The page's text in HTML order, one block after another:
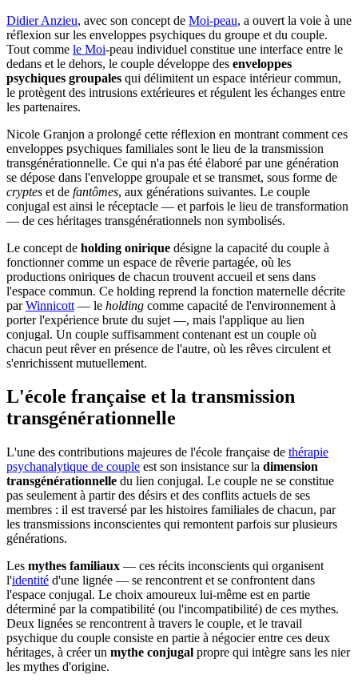
Didier Anzieu, avec son concept de Moi-peau, a ouvert la voie à une
réflexion sur les enveloppes psychiques du groupe et du couple.
Tout comme le Moi-peau individuel constitue une interface entre le
dedans et le dehors, le couple développe des enveloppes
psychiques groupales qui délimitent un espace intérieur commun,
le protègent des intrusions extérieures et régulent les échanges entre
les partenaires.
Nicole Granjon a prolongé cette réflexion en montrant comment ces
enveloppes psychiques familiales sont le lieu de la transmission
transgénérationnelle. Ce qui n'a pas été élaboré par une génération
se dépose dans l'enveloppe groupale et se transmet, sous forme de
cryptes et de fantômes, aux générations suivantes. Le couple
conjugal est ainsi le réceptacle — et parfois le lieu de transformation
— de ces héritages transgénérationnels non symbolisés.
Le concept de holding onirique désigne la capacité du couple à
fonctionner comme un espace de rêverie partagée, où les
productions oniriques de chacun trouvent accueil et sens dans
l'espace commun. Ce holding reprend la fonction maternelle décrite
parWinnicott — le holding comme capacité de l'environnement à
porter l'expérience brute du sujet —, mais l'applique au lien
conjugal. Un couple suffisamment contenant est un couple où
chacun peut rêver en présence de l'autre, où les rêves circulent et
s'enrichissent mutuellement.
L'école française et la transmission
transgénérationnelle
L'une des contributions majeures de l'école française de thérapie
psychanalytique de couple est son insistance sur la dimension
transgénérationnelle du lien conjugal. Le couple ne se constitue
pas seulement à partir des désirs et des conflits actuels de ses
membres : il est traversé par les histoires familiales de chacun, par
les transmissions inconscientes qui remontent parfois sur plusieurs
générations.
Les mythes familiaux — ces récits inconscients qui organisent
l'identité d'une lignée — se rencontrent et se confrontent dans
l'espace conjugal. Le choix amoureux lui-même est en partie
déterminé par la compatibilité (ou l'incompatibilité) de ces mythes.
Deux lignées se rencontrent à travers le couple, et le travail
psychique du couple consiste en partie à négocier entre ces deux
héritages, à créer un mythe conjugal propre qui intègre sans les nier
les mythes d'origine.